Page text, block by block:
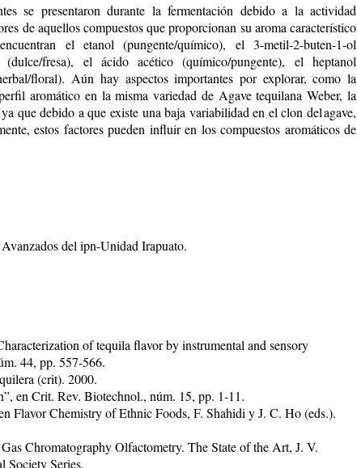
se presentaron durante la fermentación debido a la actividad
de aquellos compuestos que proporcionan su aroma característico
el etanol (pungente/químico), el 3-metil-2-buten-1-ol
fresa), el ácido acético (químico/pungente), el heptanol
floral). Aún hay aspectos importantes por explorar, como la
aromático en la misma variedad de Agave tequilana ­Weber, la
que debido a que existe una baja variabilidad en el clon del agave,
estos factores pueden influir en los compuestos aromáticos de
del ipn-Unidad Irapuato.
of tequila flavor by instrumental and sensory
44, pp. 557-566.
(crit). 2000.
en Crit. Rev. Biotechnol., núm. 15, pp. 1-11.
Flavor Chemistry of Ethnic Foods, F. Shahidi y J. C. Ho (eds.).
Chromatography Olfactometry. The State of the Art, J. V.
Society Series.